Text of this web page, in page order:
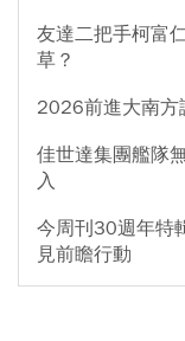
友達二把手柯富
草？
2026前進大南方
佳世達集團艦隊
入
今周刊30週年特
見前瞻行動